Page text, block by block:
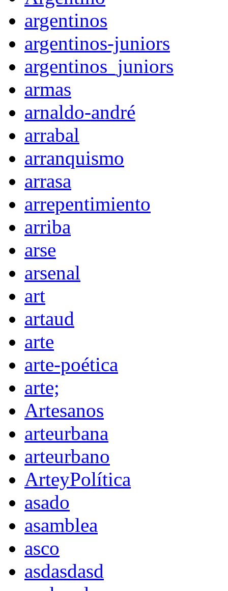
argentinos
argentinos-juniors
argentinos_juniors
armas
arnaldo-andré
arrabal
arranquismo
arrasa
arrepentimiento
arriba
arse
arsenal
art
artaud
arte
arte-poética
arte;
Artesanos
arteurbana
arteurbano
ArteyPolítica
asado
asamblea
asco
asdasdasd